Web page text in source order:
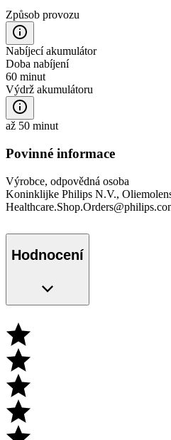
Způsob provozu
Nabíjecí akumulátor
Doba nabíjení
60 minut
Výdrž akumulátoru
až 50 minut
Povinné informace
Výrobce, odpovědná osoba
Koninklijke Philips N.V.,
Hodnocení